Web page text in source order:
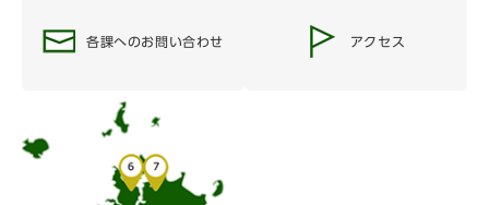
各課へのお問い合わせ アクセス